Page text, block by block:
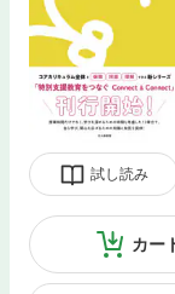
試し読み
カー